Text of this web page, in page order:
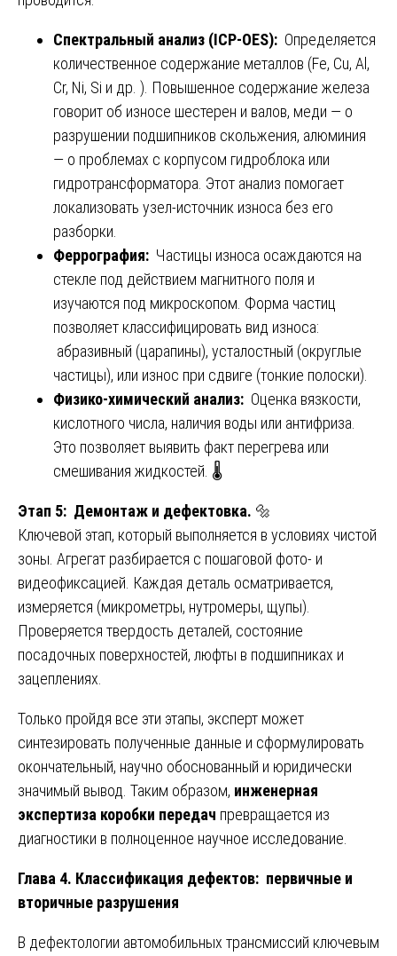
Спектральный анализ (ICP-OES): Определяется
количественное содержание металлов (Fe, Cu, Al,
Cr, Ni, Si и др. ). Повышенное содержание железа
говорит об износе шестерен и валов, меди — о
разрушении подшипников скольжения, алюминия
— о проблемах с корпусом гидроблока или
гидротрансформатора. Этот анализ помогает
локализовать узел-источник износа без его
разборки.
Феррография: Частицы износа осаждаются на
стекле под действием магнитного поля и
изучаются под микроскопом. Форма частиц
позволяет классифицировать вид износа:
абразивный (царапины), усталостный (округлые
частицы), или износ при сдвиге (тонкие полоски).
Физико-химический анализ: Оценка вязкости,
кислотного числа, наличия воды или антифриза.
Это позволяет выявить факт перегрева или
смешивания жидкостей. 🌡️
Этап 5: Демонтаж и дефектовка. 🔩
Ключевой этап, который выполняется в условиях чистой
зоны. Агрегат разбирается с пошаговой фото- и
видеофиксацией. Каждая деталь осматривается,
измеряется (микрометры, нутромеры, щупы).
Проверяется твердость деталей, состояние
посадочных поверхностей, люфты в подшипниках и
зацеплениях.
Только пройдя все эти этапы, эксперт может
синтезировать полученные данные и сформулировать
окончательный, научно обоснованный и юридически
значимый вывод. Таким образом, инженерная
экспертиза коробки передач превращается из
диагностики в полноценное научное исследование.
Глава 4. Классификация дефектов: первичные и
вторичные разрушения
В дефектологии автомобильных трансмиссий ключевым